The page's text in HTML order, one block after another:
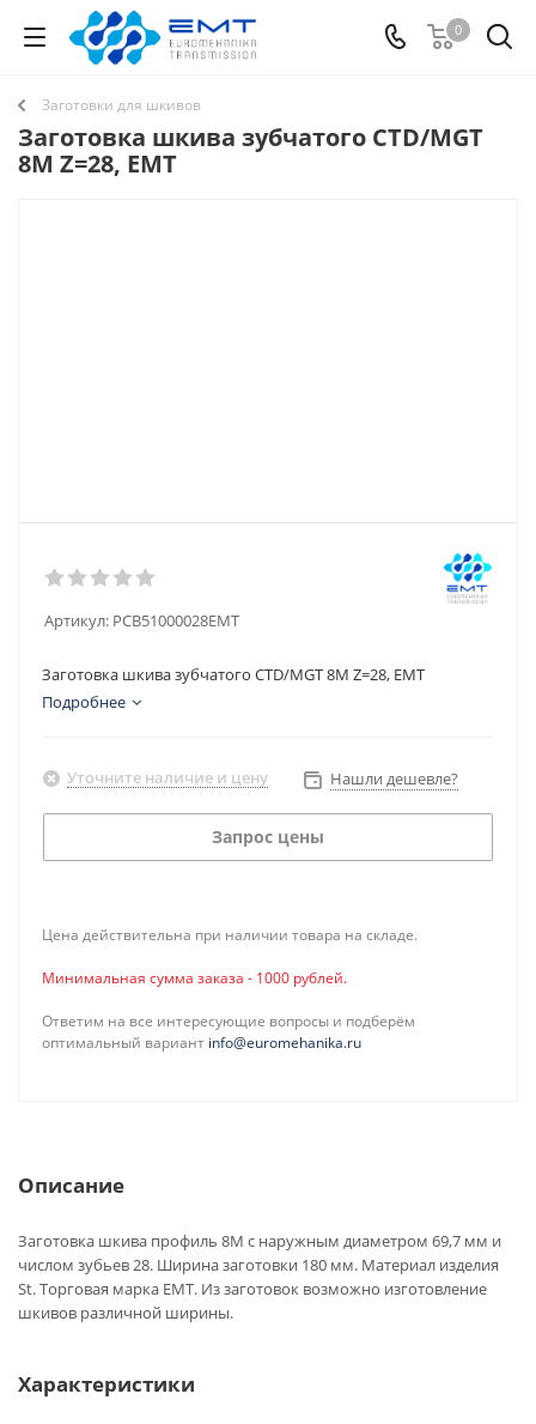
0
Заготовки для шкивов
Заготовка шкива зубчатого CTD/MGT
8M Z=28, EMT
Артикул: PCB51000028EMT
Заготовка шкива зубчатого CTD/MGT 8M Z=28, EMT
Подробнее
Уточните наличие и цену Нашли дешевле?
Запрос цены
Цена действительна при наличии товара на складе.
Минимальная сумма заказа - 1000 рублей.
Ответим на все интересующие вопросы и подберём
оптимальный вариант info@euromehanika.ru
Описание
Заготовка шкива профиль 8M с наружным диаметром 69,7 мм и
числом зубьев 28. Ширина заготовки 180 мм. Материал изделия
St. Торговая марка EMT. Из заготовок возможно изготовление
шкивов различной ширины.
Характеристики